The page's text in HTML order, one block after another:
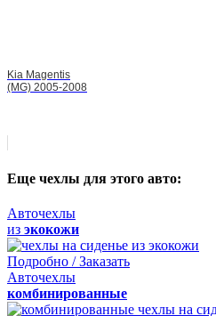
Kia Magentis
(MG) 2005-2008
Еще чехлы для этого авто:
Авточехлы
из экокожи
Подробно / Заказать
Авточехлы
комбинированные